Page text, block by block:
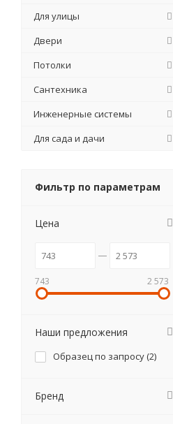
Для улицы
Двери
Потолки
Сантехника
Инженерные системы
Для сада и дачи
Фильтр по параметрам
Цена
743 2 573
Наши предложения
Образец по запросу (2)
Бренд